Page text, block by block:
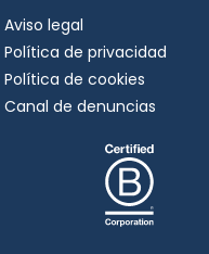
Aviso legal
Política de privacidad
Política de cookies
Canal de denuncias